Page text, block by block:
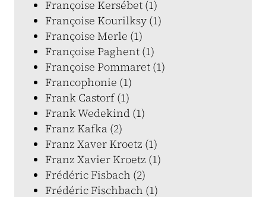
Françoise Kersébet (1)
Françoise Kourilksy (1)
Françoise Merle (1)
Françoise Paghent (1)
Françoise Pommaret (1)
Francophonie (1)
Frank Castorf (1)
Frank Wedekind (1)
Franz Kafka (2)
Franz Xaver Kroetz (1)
Franz Xavier Kroetz (1)
Frédéric Fisbach (2)
Frédéric Fischbach (1)